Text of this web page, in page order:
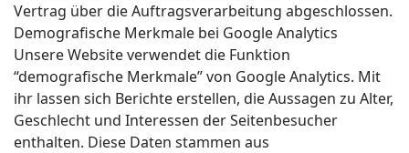
Vertrag über die Auftragsverarbeitung abgeschlossen.
Demografische Merkmale bei Google Analytics
Unsere Website verwendet die Funktion
“demografische Merkmale” von Google Analytics. Mit
ihr lassen sich Berichte erstellen, die Aussagen zu Alter,
Geschlecht und Interessen der Seitenbesucher
enthalten. Diese Daten stammen aus